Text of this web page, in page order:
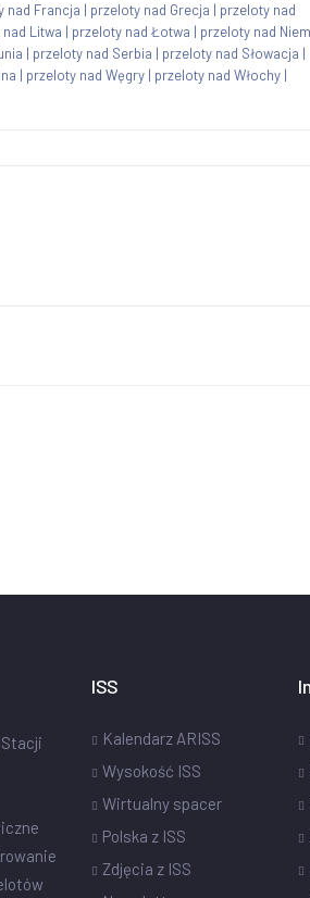
nad Francja | przeloty nad Grecja | przeloty nad
Litwa | przeloty nad Łotwa | przeloty nad
| przeloty nad Serbia | przeloty nad Słowacja |
| przeloty nad Węgry | przeloty nad Włochy |
ISS
Kalendarz ARISS
Wysokość ISS
Wirtualny spacer
Polska z ISS
Zdjęcia z ISS